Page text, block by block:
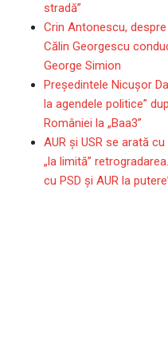
stradă”
Crin Antonescu,
Călin Georgescu
George Simion
Președintele Nicușor
la agendele politice”
României la „Baa3”
AUR și USR se arată
„la limită”
cu PSD şi AUR la